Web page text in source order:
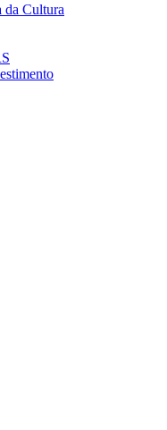
da Cultura